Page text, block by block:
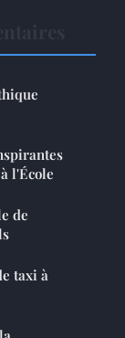
l'École
de
taxi à